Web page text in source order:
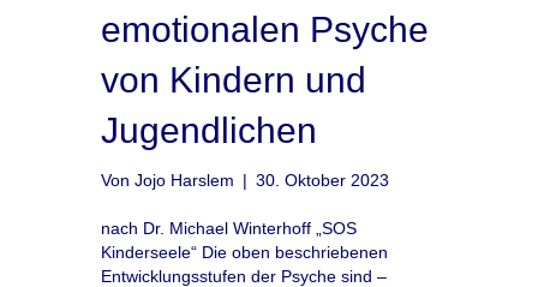
emotionalen Psyche
von Kindern und
Jugendlichen
Von Jojo Harslem | 30. Oktober 2023
nach Dr. Michael Winterhoff „SOS
Kinderseele“ Die oben beschriebenen
Entwicklungsstufen der Psyche sind –